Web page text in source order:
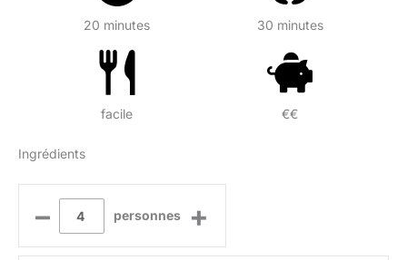
20 minutes 30 minutes
facile €€
Ingrédients
– personnes +